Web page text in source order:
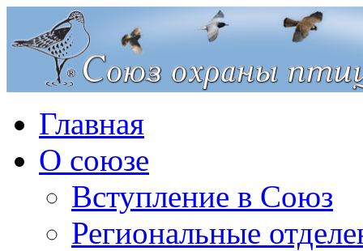
Главная
О союзе
Вступление в Союз
Региональные